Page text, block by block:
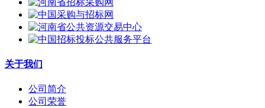
关于我们
公司简介
公司荣誉